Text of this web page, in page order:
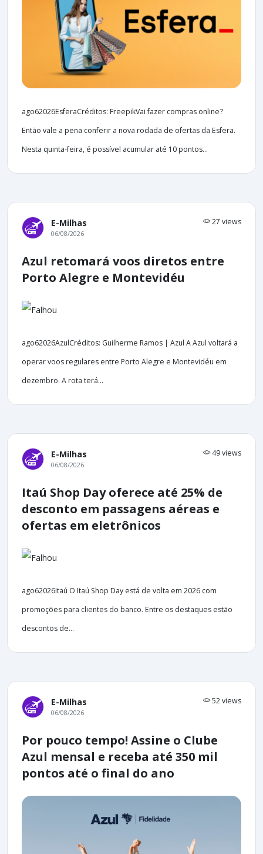
ago62026EsferaCréditos: FreepikVai fazer compras online?
Então vale a pena conferir a nova rodada de ofertas da Esfera.
Nesta quinta-feira, é possível acumular até 10 pontos...
E-Milhas 27 views
06/08/2026
Azul retomará voos diretos entre
Porto Alegre e Montevidéu
ago62026AzulCréditos: Guilherme Ramos | Azul A Azul voltará a
operar voos regulares entre Porto Alegre e Montevidéu em
dezembro. A rota terá...
E-Milhas 49 views
06/08/2026
Itaú Shop Day oferece até 25% de
desconto em passagens aéreas e
ofertas em eletrônicos
ago62026Itaú O Itaú Shop Day está de volta em 2026 com
promoções para clientes do banco. Entre os destaques estão
descontos de...
E-Milhas 52 views
06/08/2026
Por pouco tempo! Assine o Clube
Azul mensal e receba até 350 mil
pontos até o final do ano